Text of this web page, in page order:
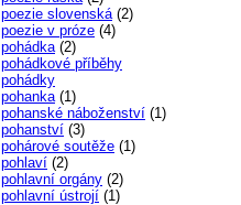
poezie slovenská(2)
poezie v próze (4)
pohádka(2)
pohádkové příběhy
pohádky
pohanka(1)
pohanské náboženství (1)
pohanství (3)
pohárové soutěže (1)
pohlaví (2)
pohlavní orgány (2)
pohlavní ústrojí (1)